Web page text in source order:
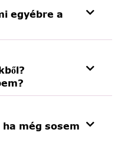
egyébre a
még sosem